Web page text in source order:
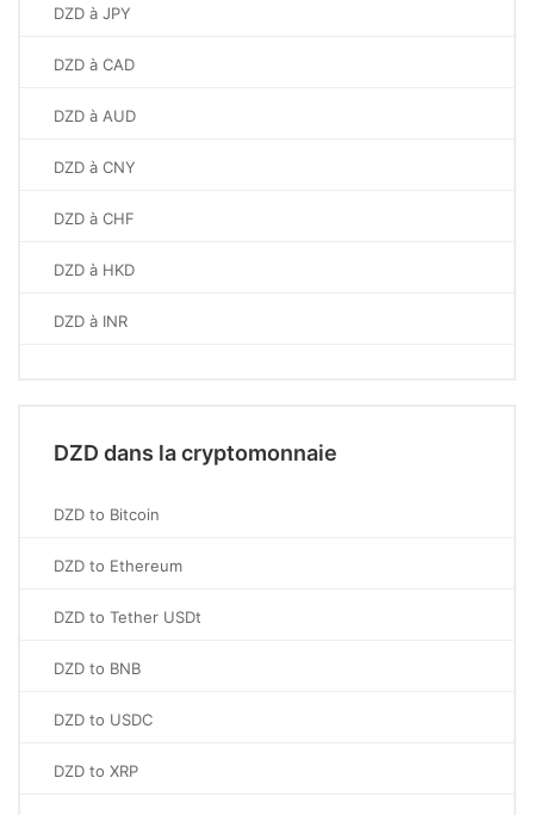
DZD à JPY
DZD à CAD
DZD à AUD
DZD à CNY
DZD à CHF
DZD à HKD
DZD à INR
DZD dans la cryptomonnaie
DZD to Bitcoin
DZD to Ethereum
DZD to Tether USDt
DZD to BNB
DZD to USDC
DZD to XRP